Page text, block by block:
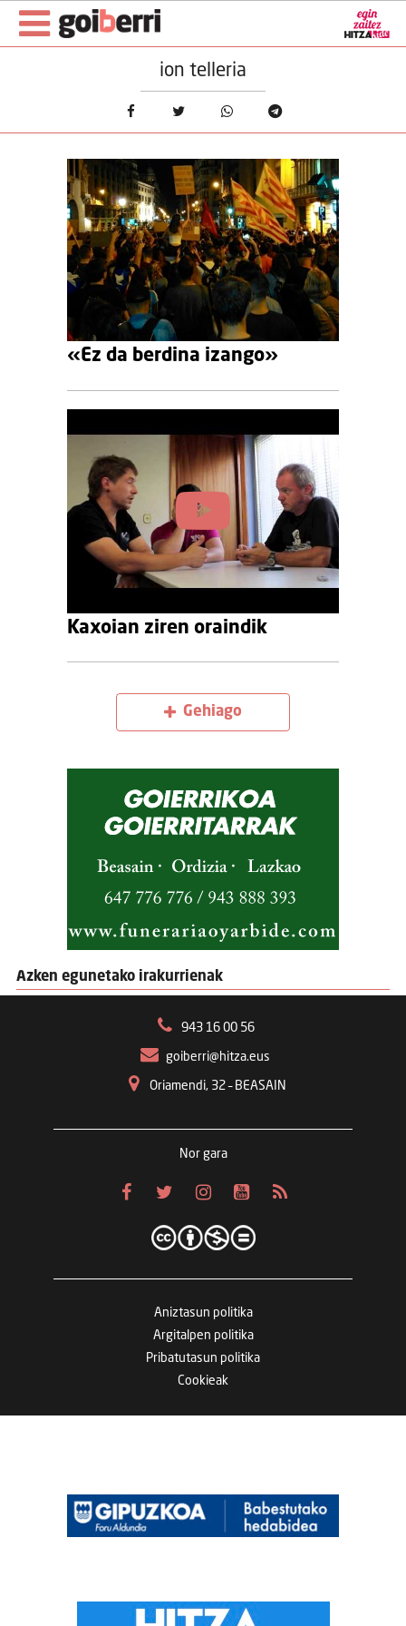
ion telleria
«Ez da berdina izango»
Kaxoian ziren oraindik
Gehiago
Azken egunetako irakurrienak
943 16 00 56
goiberri@hitza.eus
Oriamendi, 32 – BEASAIN
Nor gara
Aniztasun politika
Argitalpen politika
Pribatutasun politika
Cookieak